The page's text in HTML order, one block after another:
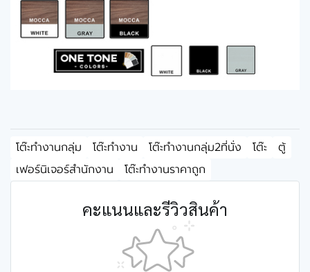
โต๊ะทำงานกลุ่ม โต๊ะทำงาน โต๊ะทำงานกลุ่ม2ที่นั่ง โต๊ะ
ตู้
เฟอร์นิเจอร์สำนักงาน
โต๊ะทำงานราคาถูก
คะแนนและรีวิวสินค้า